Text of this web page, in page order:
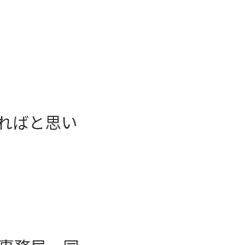
ばと思い